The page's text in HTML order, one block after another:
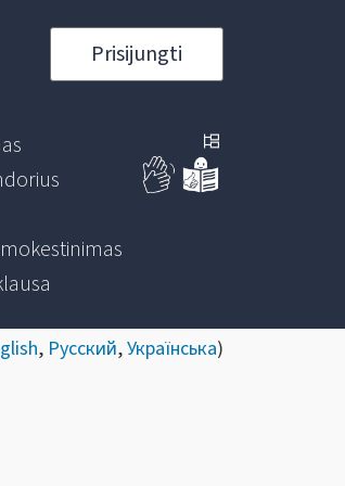
Prisijungti
, Русский,Українська)